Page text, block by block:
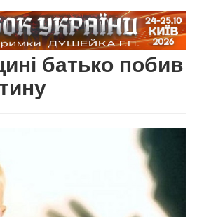
батько побив